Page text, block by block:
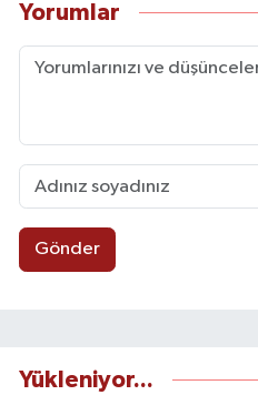
Yorumlar
Gönder
Yükleniyor...